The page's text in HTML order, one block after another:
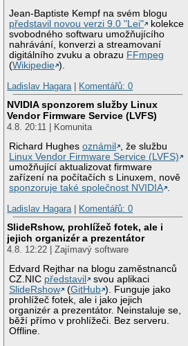
Jean-Baptiste Kempf na svém blogu
představil novou verzi 9.0 "Lei"
kolekce
svobodného softwaru umožňujícího
nahrávání, konverzi a streamovaní
digitálního zvuku a obrazu FFmpeg
(Wikipedie ).
Ladislav Hagara| Komentářů: 0
NVIDIA sponzorem služby Linux
Vendor Firmware Service (LVFS)
4.8. 20:11 | Komunita
Richard Hughesoznámil
, že službu
Linux Vendor Firmware Service (LVFS)
umožňující aktualizovat firmware
zařízení na počítačích s Linuxem, nově
sponzoruje také společnost NVIDIA .
Ladislav Hagara| Komentářů: 0
SlideRshow, prohlížeč fotek, ale i
jejich organizér a prezentátor
4.8. 12:22 | Zajímavý software
Edvard Rejthar na blogu zaměstnanců
CZ.NIC představil
svou aplikaci
SlideRshow
(GitHub ). Funguje jako
prohlížeč fotek, ale i jako jejich
organizér a prezentátor. Neinstaluje se,
běží přímo v prohlížeči. Bez serveru.
Offline.